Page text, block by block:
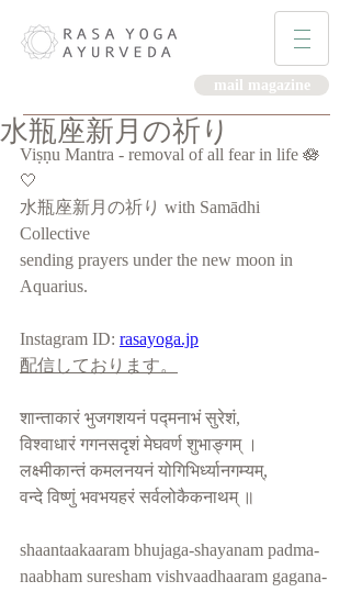
mail magazine
水瓶座新月の祈り
Viṣṇu Mantra - removal of all fear in life 🪷
🤍
水瓶座新月の祈り with Samādhi
Collective
sending prayers under the new moon in
Aquarius.
Instagram ID: rasayoga.jp
配信しております。
शान्ताकारं भुजगशयनं पद्मनाभं सुरेशं,
विश्वाधारं गगनसदृशं मेघवर्ण शुभाङ्गम् ।
लक्ष्मीकान्तं कमलनयनं योगिभिर्ध्यानगम्यम्,
वन्दे विष्णुं भवभयहरं सर्वलोकैकनाथम् ॥
shaantaakaaram bhujaga-shayanam padma-
naabham suresham vishvaadhaaram gagana-